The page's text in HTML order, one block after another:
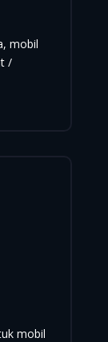
mobil
/
mobil